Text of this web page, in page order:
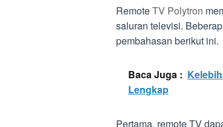
RemoteTV Polytron
saluran televisi.
pembahasan berikut ini.
Baca Juga :
Lengkap
Pertama, remote TV